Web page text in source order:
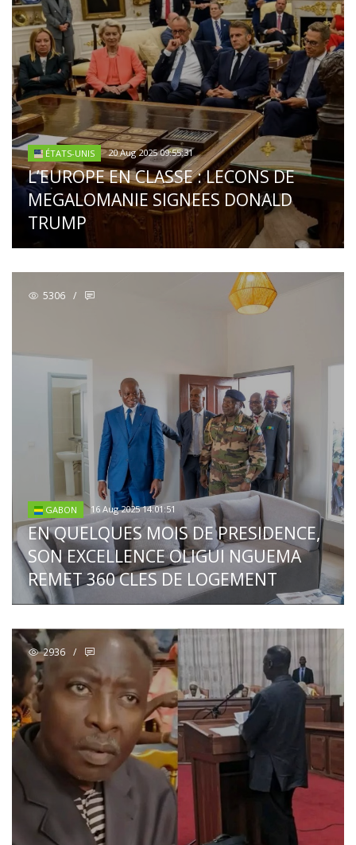
ÉTATS-UNIS 20 Aug 2025 09:55:31
L’EUROPE EN CLASSE : LECONS DE
MEGALOMANIE SIGNEES DONALD
TRUMP
5306 /
GABON 16 Aug 2025 14:01:51
EN QUELQUES MOIS DE PRESIDENCE,
SON EXCELLENCE OLIGUI NGUEMA
REMET 360 CLES DE LOGEMENT
2936 /